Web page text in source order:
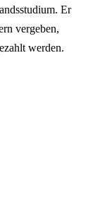
Er
vergeben,
werden.